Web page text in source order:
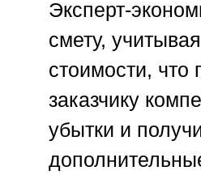
Эксперт-
смету,
стоимости, что
заказчику
убытки и